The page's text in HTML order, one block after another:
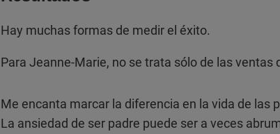
Hay muchas formas de medir el éxito.
Para Jeanne-Marie, no se trata sólo de las
Me encanta marcar la diferencia en la vida de las
La ansiedad de ser padre puede ser a veces